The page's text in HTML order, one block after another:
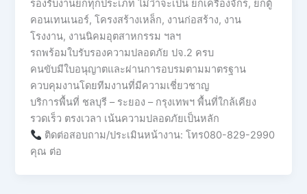
รองรับงานยกทุกประเภท ไม่ว่าจะเป็น ยกเครื่องจักร, ยกตู้
คอนเทนเนอร์, โครงสร้างเหล็ก, งานก่อสร้าง, งาน
โรงงาน, งานนิคมอุตสาหกรรม ฯลฯ
รถพร้อมใบรับรองความปลอดภัย ปจ.2 ครบ
คนขับมีใบอนุญาตและผ่านการอบรมตามมาตรฐาน
ควบคุมงานโดยทีมงานที่มีความเชี่ยวชาญ
บริการพื้นที่ ชลบุรี – ระยอง – กรุงเทพฯ พื้นที่ใกล้เคียง
รวดเร็ว ตรงเวลา เน้นความปลอดภัยเป็นหลัก
ติดต่อสอบถาม/ประเมินหน้างาน: โทร080-829-2990
คุณ ต่อ